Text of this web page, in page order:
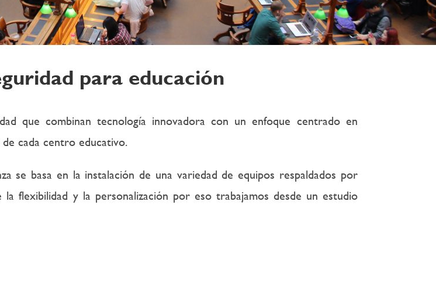
para educación
que combinan tecnología innovadora con un enfoque centrado en
de cada centro educativo.
se basa en la instalación de una variedad de equipos respaldados por
flexibilidad y la personalización por eso trabajamos desde un estudio